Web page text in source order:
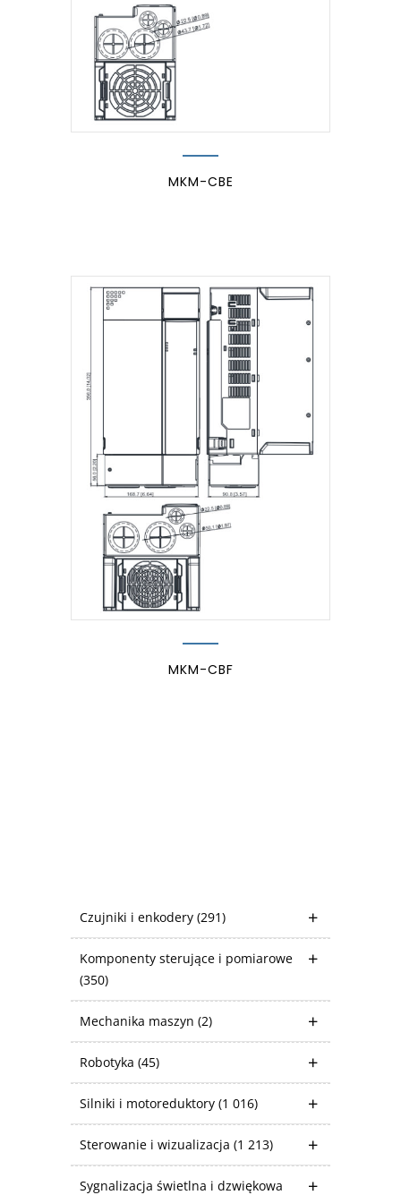
Czujniki i enkodery (291)
Komponenty sterujące i pomiarowe
(350)
Mechanika maszyn (2)
Robotyka (45)
Silniki i motoreduktory (1 016)
Sterowanie i wizualizacja (1 213)
Sygnalizacja świetlna i dzwiękowa
MKM-CBE
MKM-CBF